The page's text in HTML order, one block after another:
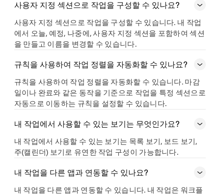
사용자 지정 섹션으로 작업을 구성할 수 있나요?
사용자 지정 섹션으로 작업을 구성할 수 있습니다. 내 작업
에서 오늘, 예정, 나중에, 사용자 지정 섹션을 포함하여 섹션
을 만들고 이름을 변경할 수 있습니다.
규칙을 사용하여 작업 정렬을 자동화할 수 있나요?
규칙을 사용하여 작업 정렬을 자동화할 수 있습니다. 마감
일이나 완료와 같은 동작을 기준으로 작업을 특정 섹션으로
자동으로 이동하는 규칙을 설정할 수 있습니다.
내 작업에서 사용할 수 있는 보기는 무엇인가요?
내 작업에서 사용할 수 있는 보기는 목록 보기, 보드 보기,
주(캘린더) 보기로 유연한 작업 구성이 가능합니다.
내 작업을 다른 앱과 연동할 수 있나요?
내 작업을 다른 앱과 연동할 수 있습니다. 내 작업은 워크플